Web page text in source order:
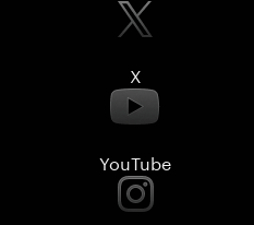
X
YouTube